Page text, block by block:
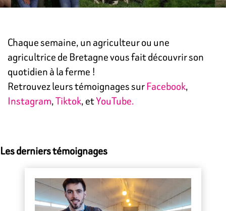
Chaque semaine, un agriculteur ou une
agricultrice de Bretagne vous fait découvrir son
quotidien à la ferme !
Retrouvez leurs témoignages surFacebook,
Instagram,Tiktok, etYouTube.
Les derniers témoignages